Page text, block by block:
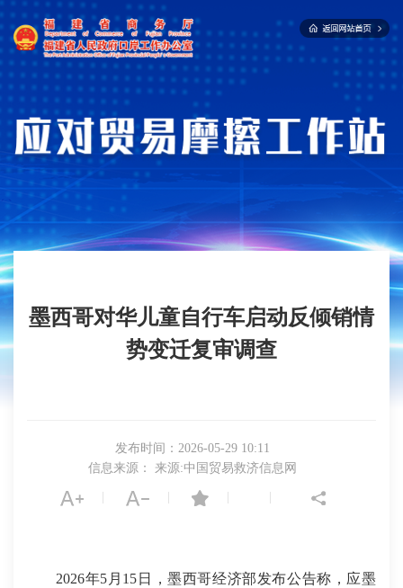
墨西哥对华儿童自行车启动反倾销情
势变迁复审调查
发布时间：2026-05-29 10:11
信息来源： 来源:中国贸易救济信息网
2026年5月15日，墨西哥经济部发布公告称，应墨